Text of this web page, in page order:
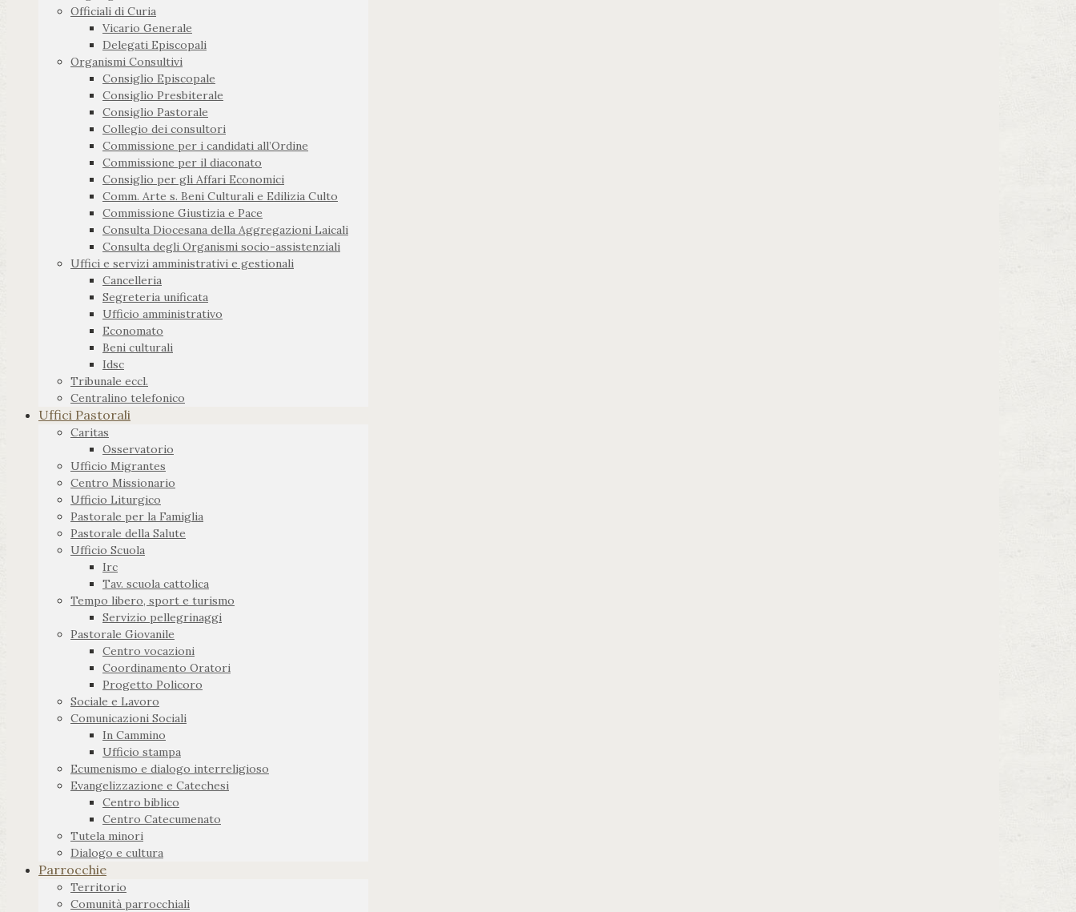
Officiali di Curia
Vicario Generale
Delegati Episcopali
Organismi Consultivi
Consiglio Episcopale
Consiglio Presbiterale
Consiglio Pastorale
Collegio dei consultori
Commissione per i candidati all’Ordine
Commissione per il diaconato
Consiglio per gli Affari Economici
Comm. Arte s. Beni Culturali e Edilizia Culto
Commissione Giustizia e Pace
Consulta Diocesana della Aggregazioni Laicali
Consulta degli Organismi socio-assistenziali
Uffici e servizi amministrativi e gestionali
Cancelleria
Segreteria unificata
Ufficio amministrativo
Economato
Beni culturali
Idsc
Tribunale eccl.
Centralino telefonico
Uffici Pastorali
Caritas
Osservatorio
Ufficio Migrantes
Centro Missionario
Ufficio Liturgico
Pastorale per la Famiglia
Pastorale della Salute
Ufficio Scuola
Irc
Tav. scuola cattolica
Tempo libero, sport e turismo
Servizio pellegrinaggi
Pastorale Giovanile
Centro vocazioni
Coordinamento Oratori
Progetto Policoro
Sociale e Lavoro
Comunicazioni Sociali
In Cammino
Ufficio stampa
Ecumenismo e dialogo interreligioso
Evangelizzazione e Catechesi
Centro biblico
Centro Catecumenato
Tutela minori
Dialogo e cultura
Parrocchie
Territorio
Comunità parrocchiali